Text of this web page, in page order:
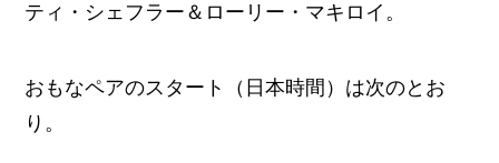
ティ・シェフラー＆ローリー・マキロイ。
おもなペアのスタート（日本時間）は次のとお
り。